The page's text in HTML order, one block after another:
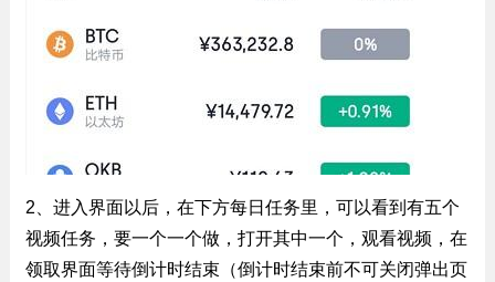
2、进入界面以后，在下方每日任务里，可以看到有五个
视频任务，要一个一个做，打开其中一个，观看视频，在
领取界面等待倒计时结束（倒计时结束前不可关闭弹出页